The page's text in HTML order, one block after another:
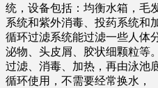
统，设备包括：均衡水箱，毛
系统和紫外消毒、投药系统和
循环过滤系统能过滤一些人体
泌物、头皮屑、胶状细颗粒等
过滤、消毒、加热，再由泳池
循环使用，不需要经常换水，